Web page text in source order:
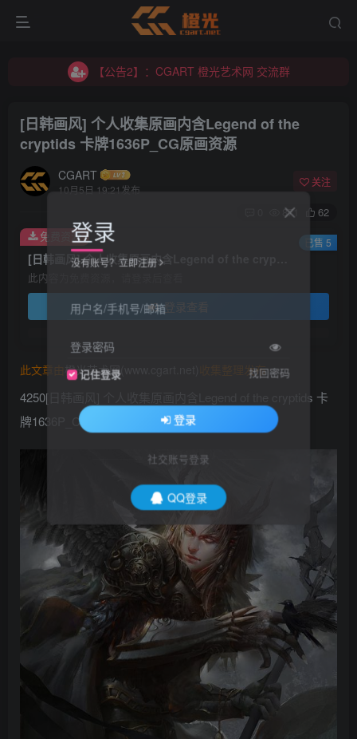
【公告2】：CGART 橙光艺术网 交流群
【公告2】：CGART 橙光艺术网 交流群
[日韩画风] 个人收集原画内含Legend of the
cryptids 卡牌1636P_CG原画资源
CGART
10月5日 19:21发布
关注
871 62
此内容为免费资源，请登录后查看
登录查看
免费资源 已售 5
此文章由 橙光艺术网(www.cgart.net) 收集整理发布
4250[日韩画风] 个人收集原画内含Legend of the cryptids 卡
牌1636P_CG原画资源
登录
没有账号？立即注册
用户名/手机号/邮箱
登录密码
记住登录 找回密码
登录
社交账号登录
QQ登录